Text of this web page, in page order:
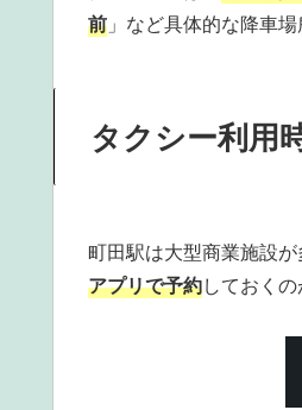
前 」など具体的な降車
タクシー利用
町田駅は大型商業施設
アプリで予約しておくの